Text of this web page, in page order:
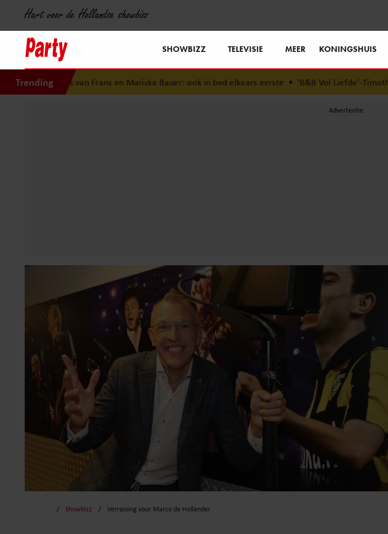
Hart voor de Hollandse showbizz
SHOWBIZZ TELEVISIE MEER KONINGSHUIS
Trending
van Frans en Mariska Bauer: ook in bed elkaars eerste •‘B&B Vol Liefde’-Timothy
Showbizz Verrassing voor Marco de Hollander